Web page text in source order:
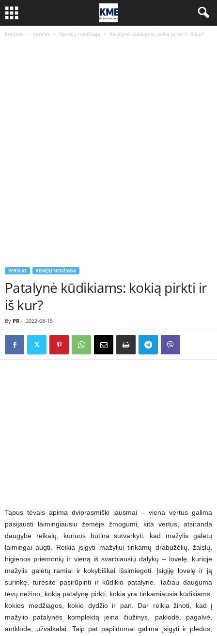
Pradinis Verslas Rėmėjų medžiaga Patalynė kūdikiams: kokią pirkti ir iš kur?
VERSLAS RĖMĖJŲ MEDŽIAGA
Patalynė kūdikiams: kokią pirkti ir
iš kur?
By PR - 2022-08-15
Tapus tėvais apima dviprasmiški jausmai – viena vertus galima
pasijausti laimingiausiu žemėje žmogumi, kita vertus, atsiranda
daugybė reikalų, kuriuos būtina sutvarkyti, kad mažylis galėtų
laimingai augti. Reikia įsigyti mažyliui tinkamų drabužėlių, žaislų,
higienos priemonių ir vieną iš svarbiausių dalykų – lovelę, kurioje
mažylis galėtų ramiai ir kokybiškai išsimiegoti. Įsigiję lovelę ir ją
surinkę, turėsite pasirūpinti ir kūdikio patalyne. Tačiau dauguma
tėvų nežino, kokią patalynę pirkti, kokia yra tinkamiausia kūdikiams,
kokios medžiagos, kokio dydžio ir pan. Dar reikia žinoti, kad į
mažylio patalynės komplektą įeina čiužinys, paklodė, pagalvė,
antklodė, užvalkalai. Taip pat papildomai galima įsigyti ir pledus,